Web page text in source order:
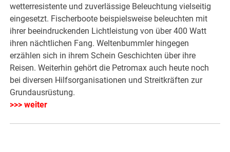
wetterresistente und zuverlässige Beleuchtung vielseitig
eingesetzt. Fischerboote beispielsweise beleuchten mit
ihrer beeindruckenden Lichtleistung von über 400 Watt
ihren nächtlichen Fang. Weltenbummler hingegen
erzählen sich in ihrem Schein Geschichten über ihre
Reisen. Weiterhin gehört die Petromax auch heute noch
bei diversen Hilfsorganisationen und Streitkräften zur
Grundausrüstung.
>>> weiter